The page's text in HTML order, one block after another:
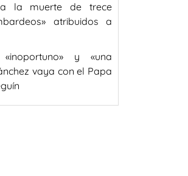
la muerte de trece
atribuidos a
y «una
vaya con el Papa